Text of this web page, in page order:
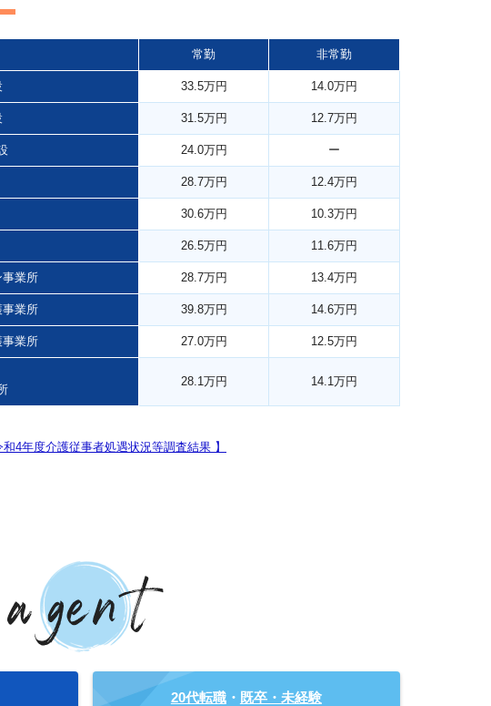
常勤 非常勤
33.5万円 14.0万円
31.5万円 12.7万円
24.0万円 ー
28.7万円 12.4万円
30.6万円 10.3万円
26.5万円 11.6万円
業所 28.7万円 13.4万円
業所 39.8万円 14.6万円
業所 27.0万円 12.5万円
28.1万円 14.1万円
4年度介護従事者処遇状況等調査結果 】
20代転職・ 既卒・未経験